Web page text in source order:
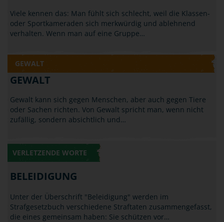
Viele kennen das: Man fühlt sich schlecht, weil die Klassen-
oder Sportkameraden sich merkwürdig und ablehnend
verhalten. Wenn man auf eine Gruppe…
GEWALT
GEWALT
Gewalt kann sich gegen Menschen, aber auch gegen Tiere
oder Sachen richten. Von Gewalt spricht man, wenn nicht
zufällig, sondern absichtlich und…
VERLETZENDE WORTE
BELEIDIGUNG
Unter der Überschrift "Beleidigung" werden im
Strafgesetzbuch verschiedene Straftaten zusammengefasst,
die eines gemeinsam haben: Sie schützen vor…